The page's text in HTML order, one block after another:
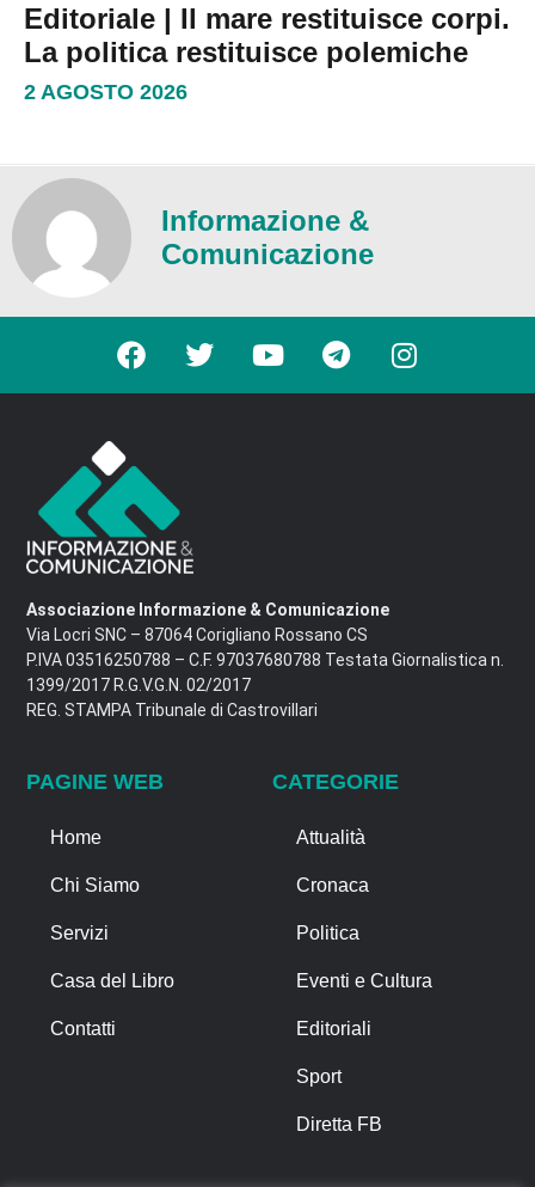
Editoriale | Il mare restituisce corpi.
La politica restituisce polemiche
2 AGOSTO 2026
Informazione &
Comunicazione
Associazione Informazione & Comunicazione
Via Locri SNC – 87064 Corigliano Rossano CS
P.IVA 03516250788 – C.F. 97037680788 Testata Giornalistica n.
1399/2017 R.G.V.G.N. 02/2017
REG. STAMPA Tribunale di Castrovillari
PAGINE WEB
Home
Chi Siamo
Servizi
Casa del Libro
Contatti
CATEGORIE
Attualità
Cronaca
Politica
Eventi e Cultura
Editoriali
Sport
Diretta FB